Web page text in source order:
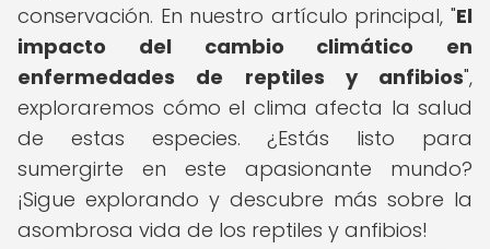
conservación. En nuestro artículo principal, "El
impacto del cambio climático en
enfermedades de reptiles y anfibios",
exploraremos cómo el clima afecta la salud
de estas especies. ¿Estás listo para
sumergirte en este apasionante mundo?
¡Sigue explorando y descubre más sobre la
asombrosa vida de los reptiles y anfibios!